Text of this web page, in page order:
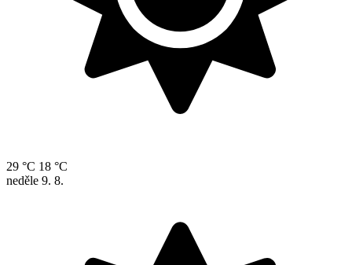
29 °C 18 °C
neděle 9. 8.